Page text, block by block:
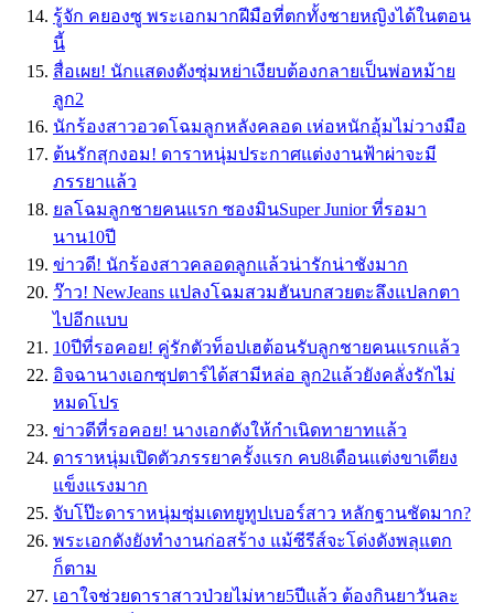
รู้จัก คยองซู พระเอกมากฝีมือที่ตกทั้งชายหญิงได้ในตอน
นี้
สื่อเผย! นักแสดงดังซุ่มหย่าเงียบต้องกลายเป็นพ่อหม้าย
ลูก2
นักร้องสาวอวดโฉมลูกหลังคลอด เห่อหนักอุ้มไม่วางมือ
ต้นรักสุกงอม! ดาราหนุ่มประกาศแต่งงานฟ้าผ่าจะมี
ภรรยาแล้ว
ยลโฉมลูกชายคนแรก ซองมินSuper Junior ที่รอมา
นาน10ปี
ข่าวดี! นักร้องสาวคลอดลูกแล้วน่ารักน่าชังมาก
ว๊าว! NewJeans แปลงโฉมสวมฮันบกสวยตะลึงแปลกตา
ไปอีกแบบ
10ปีที่รอคอย! คู่รักตัวท็อปเฮต้อนรับลูกชายคนแรกแล้ว
อิจฉานางเอกซุปตาร์ได้สามีหล่อ ลูก2แล้วยังคลั่งรักไม่
หมดโปร
ข่าวดีที่รอคอย! นางเอกดังให้กำเนิดทายาทแล้ว
ดาราหนุ่มเปิดตัวภรรยาครั้งแรก คบ8เดือนแต่งขาเตียง
แข็งแรงมาก
จับโป๊ะดาราหนุ่มซุ่มเดทยูทูปเบอร์สาว หลักฐานชัดมาก?
พระเอกดังยังทำงานก่อสร้าง แม้ซีรีส์จะโด่งดังพลุแตก
ก็ตาม
เอาใจช่วยดาราสาวป่วยไม่หาย5ปีแล้ว ต้องกินยาวันละ